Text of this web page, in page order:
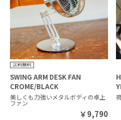
SWING ARM DESK FAN
CROME/BLACK
美しくも力強いメタルボディの卓上
ファン
￥9,790